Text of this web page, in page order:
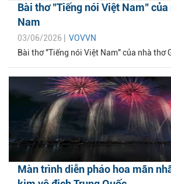
Bài thơ "Tiếng nói Việt Nam"
Nam
03/06/2026 | VOVVN
Bài thơ "Tiếng nói Việt Nam" của nhà thơ
Màn trình diễn pháo hoa mãn